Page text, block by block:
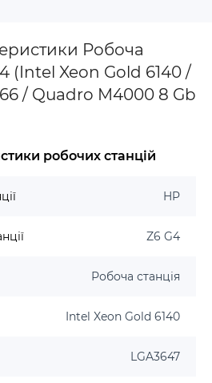
Робоча
(Intel Xeon Gold 6140 /
/ Quadro M4000 8 Gb
робочих станцій
HP
Z6 G4
Робоча станція
Intel Xeon Gold 6140
LGA3647